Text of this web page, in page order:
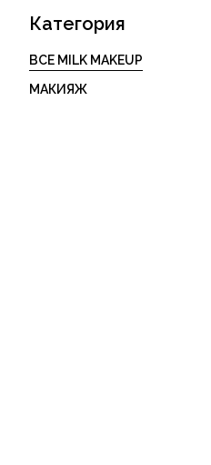
Категория
ВСЕ MILK MAKEUP
МАКИЯЖ